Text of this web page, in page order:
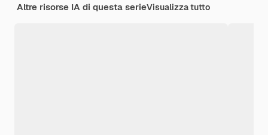
Altre risorse IA di questa serieVisualizza tutto